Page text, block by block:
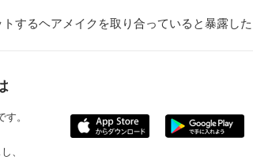
するヘアメイクを取り合っていると暴露した
。
、